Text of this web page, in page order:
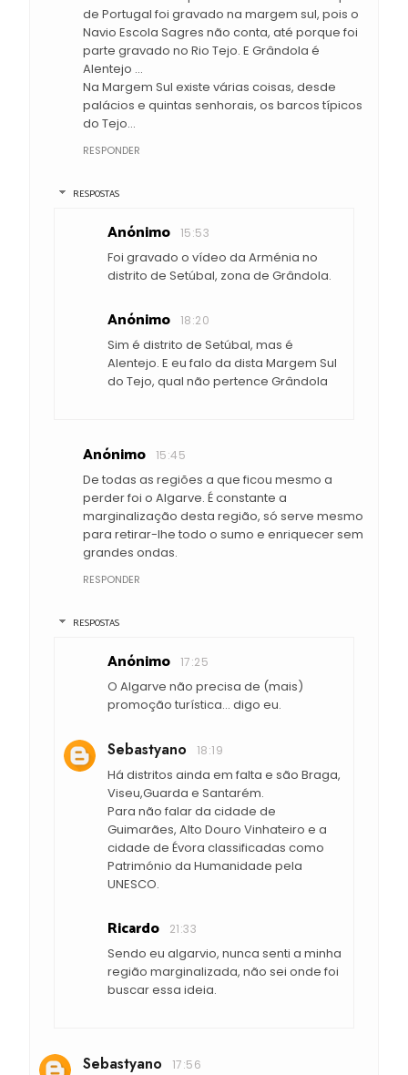
de Portugal foi gravado na margem sul, pois o
Navio Escola Sagres não conta, até porque foi
parte gravado no Rio Tejo. E Grândola é
Alentejo ...
Na Margem Sul existe várias coisas, desde
palácios e quintas senhorais, os barcos típicos
do Tejo...
RESPONDER
RESPOSTAS
Anónimo 15:53
Foi gravado o vídeo da Arménia no
distrito de Setúbal, zona de Grândola.
Anónimo 18:20
Sim é distrito de Setúbal, mas é
Alentejo. E eu falo da dista Margem Sul
do Tejo, qual não pertence Grândola
Anónimo 15:45
De todas as regiões a que ficou mesmo a
perder foi o Algarve. É constante a
marginalização desta região, só serve mesmo
para retirar-lhe todo o sumo e enriquecer sem
grandes ondas.
RESPONDER
RESPOSTAS
Anónimo 17:25
O Algarve não precisa de (mais)
promoção turística... digo eu.
Sebastyano 18:19
Há distritos ainda em falta e são Braga,
Viseu,Guarda e Santarém.
Para não falar da cidade de
Guimarães, Alto Douro Vinhateiro e a
cidade de Évora classificadas como
Património da Humanidade pela
UNESCO.
Ricardo 21:33
Sendo eu algarvio, nunca senti a minha
região marginalizada, não sei onde foi
buscar essa ideia.
Sebastyano 17:56